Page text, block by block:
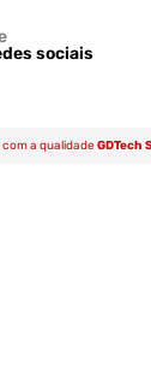
sociais
a qualidade GDTech